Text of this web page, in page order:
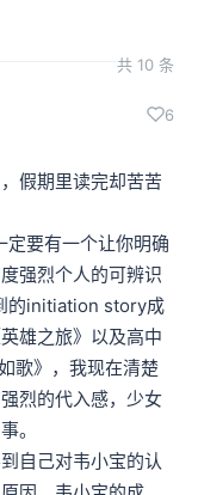
下去。
共 10 条
6
假期里读完却苦苦
定要有一个让你明确
强烈个人的可辨识
的initiation story成
雄之旅》以及高中
歌》，我现在清楚
烈的代入感，少女
。
自己对韦小宝的认